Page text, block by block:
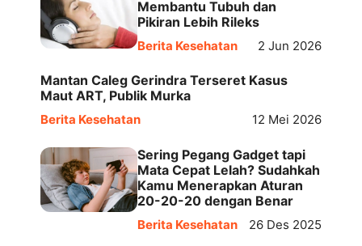
Membantu Tubuh dan
Pikiran Lebih Rileks
Berita Kesehatan 2 Jun 2026
Mantan Caleg Gerindra Terseret Kasus
Maut ART, Publik Murka
Berita Kesehatan 12 Mei 2026
Sering Pegang Gadget tapi
Mata Cepat Lelah? Sudahkah
Kamu Menerapkan Aturan
20-20-20 dengan Benar
Berita Kesehatan 26 Des 2025